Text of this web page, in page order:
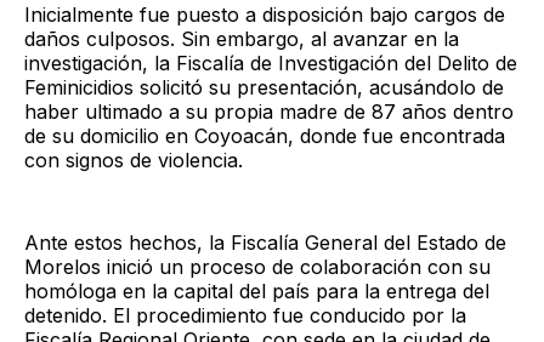
Inicialmente fue puesto a disposición bajo cargos de
daños culposos. Sin embargo, al avanzar en la
investigación, la Fiscalía de Investigación del Delito de
Feminicidios solicitó su presentación, acusándolo de
haber ultimado a su propia madre de 87 años dentro
de su domicilio en Coyoacán, donde fue encontrada
con signos de violencia.
Ante estos hechos, la Fiscalía General del Estado de
Morelos inició un proceso de colaboración con su
homóloga en la capital del país para la entrega del
detenido. El procedimiento fue conducido por la